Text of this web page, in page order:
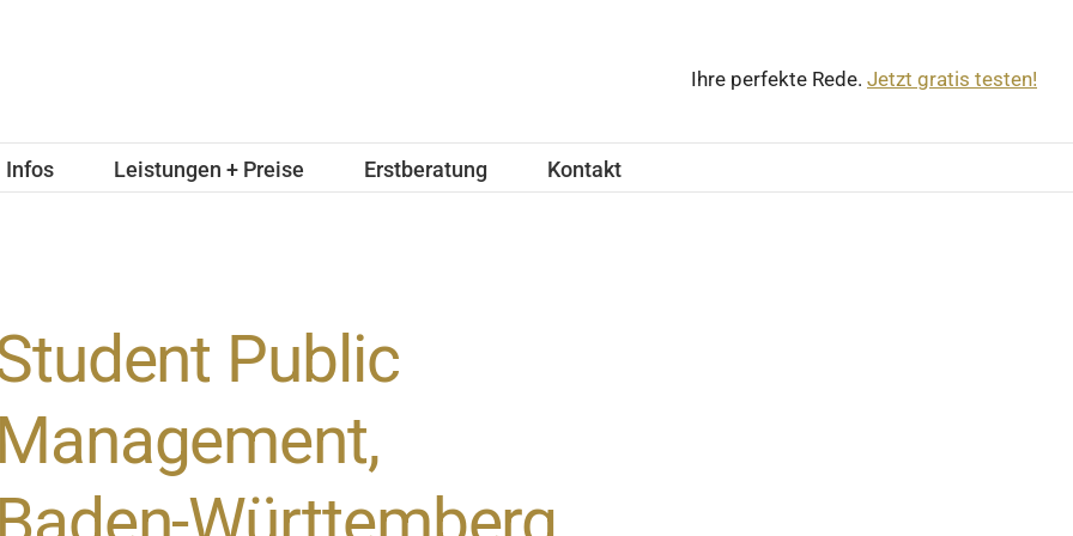
Ihre perfekte Rede. Jetzt gratis testen!
Infos Leistungen + Preise Erstberatung Kontakt
Public
Management,